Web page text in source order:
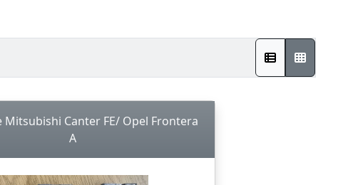
Mitsubishi Canter FE/ Opel Frontera
A